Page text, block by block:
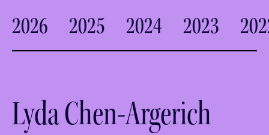
2026 2025 2024 2023
Lyda Chen-Argerich